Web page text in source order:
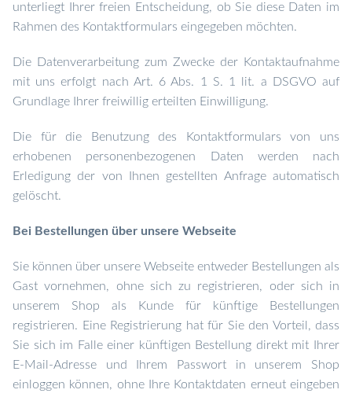
unterliegt Ihrer freien Entscheidung, ob Sie diese Daten im
Rahmen des Kontaktformulars eingegeben möchten.
Die Datenverarbeitung zum Zwecke der Kontaktaufnahme
mit uns erfolgt nach Art. 6 Abs. 1 S. 1 lit. a DSGVO auf
Grundlage Ihrer freiwillig erteilten Einwilligung.
Die für die Benutzung des Kontaktformulars von uns
erhobenen personenbezogenen Daten werden nach
Erledigung der von Ihnen gestellten Anfrage automatisch
gelöscht.
Bei Bestellungen über unsere Webseite
Sie können über unsere Webseite entweder Bestellungen als
Gast vornehmen, ohne sich zu registrieren, oder sich in
unserem Shop als Kunde für künftige Bestellungen
registrieren. Eine Registrierung hat für Sie den Vorteil, dass
Sie sich im Falle einer künftigen Bestellung direkt mit Ihrer
E-Mail-Adresse und Ihrem Passwort in unserem Shop
einloggen können, ohne Ihre Kontaktdaten erneut eingeben